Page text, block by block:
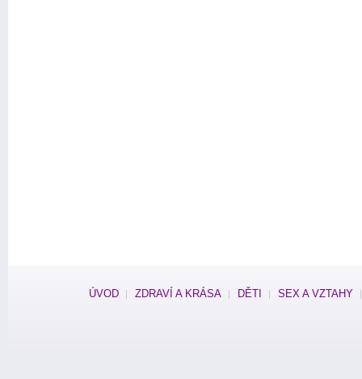
ÚVOD ZDRAVÍ A KRÁSA DĚTI SEX A VZTAHY